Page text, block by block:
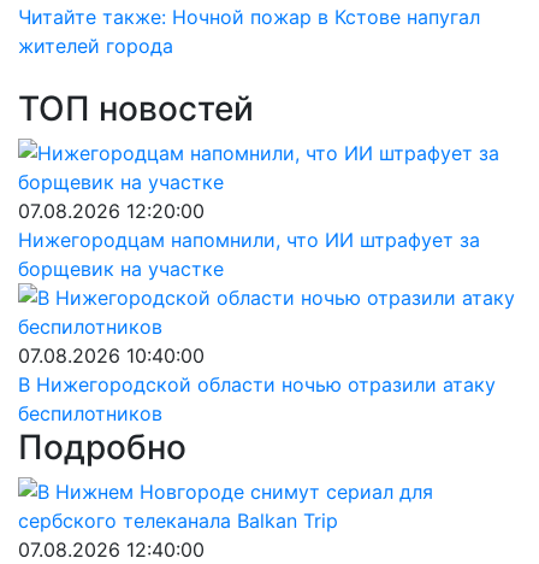
Читайте также: Ночной пожар в Кстове напугал
жителей города
ТОП новостей
07.08.2026 12:20:00
Нижегородцам напомнили, что ИИ штрафует за
борщевик на участке
07.08.2026 10:40:00
В Нижегородской области ночью отразили атаку
беспилотников
Подробно
07.08.2026 12:40:00